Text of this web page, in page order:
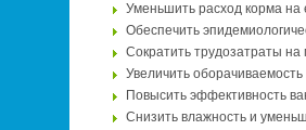
Умень­шить рас­ход корма на
Обес­пе­чить
Со­кра­тить тру­до­за­тра­ты
Уве­ли­чить обо­ра­чи­ва­е­мость
По­вы­сить эф­фек­тив­ность
Сни­зить влаж­ность и